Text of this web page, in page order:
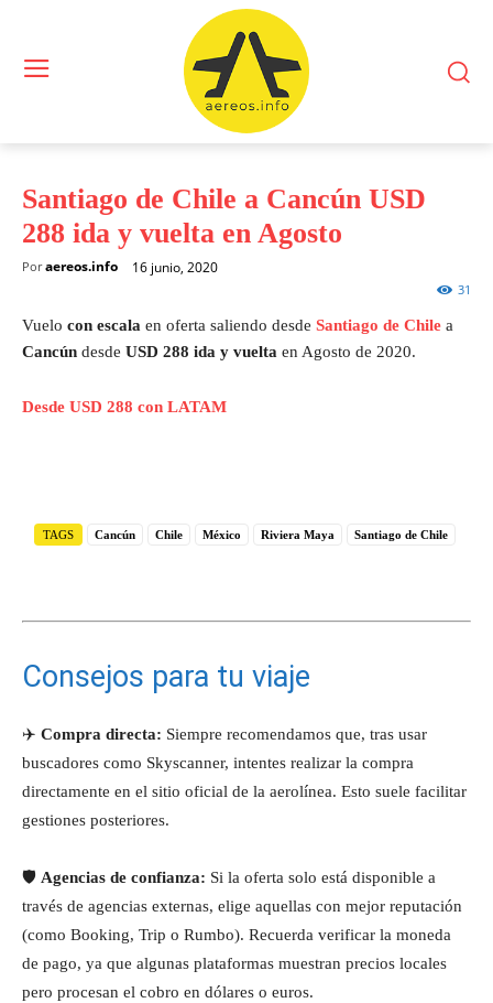
Santiago de Chile a Cancún USD
288 ida y vuelta en Agosto
Por aereos.info 16 junio, 2020
31
Vuelo con escala en oferta saliendo desde Santiago de Chile a
Cancún desde USD 288 ida y vuelta en Agosto de 2020.
Desde USD 288 con LATAM
TAGS Cancún Chile México Riviera Maya Santiago de Chile
Consejos para tu viaje
✈️ Compra directa: Siempre recomendamos que, tras usar
buscadores como Skyscanner, intentes realizar la compra
directamente en el sitio oficial de la aerolínea. Esto suele facilitar
gestiones posteriores.
🛡️ Agencias de confianza: Si la oferta solo está disponible a
través de agencias externas, elige aquellas con mejor reputación
(como Booking, Trip o Rumbo). Recuerda verificar la moneda
de pago, ya que algunas plataformas muestran precios locales
pero procesan el cobro en dólares o euros.